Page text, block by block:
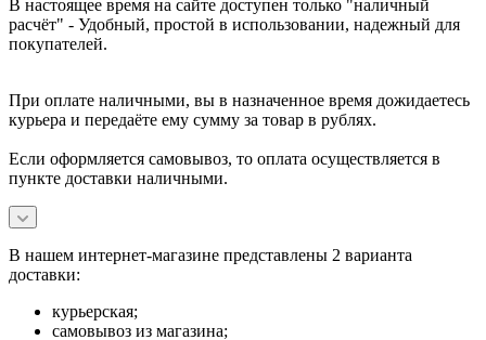
В настоящее время на сайте доступен только "наличный
расчёт" - Удобный, простой в использовании, надежный для
покупателей.
При оплате наличными, вы в назначенное время дожидаетесь
курьера и передаёте ему сумму за товар в рублях.
Если оформляется самовывоз, то оплата осуществляется в
пункте доставки наличными.
В нашем интернет-магазине представлены 2 варианта
доставки:
курьерская;
самовывоз из магазина;